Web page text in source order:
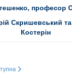
професор
Скришевський та
Костерін
стаття: